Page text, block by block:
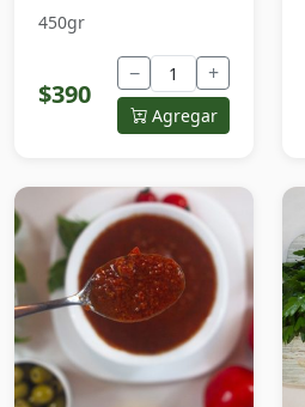
450gr
$390
− +
Agregar